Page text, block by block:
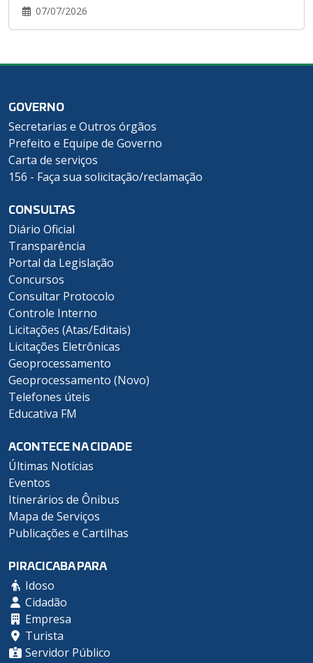
07/07/2026
GOVERNO
Secretarias e Outros órgãos
Prefeito e Equipe de Governo
Carta de serviços
156 - Faça sua solicitação/reclamação
CONSULTAS
Diário Oficial
Transparência
Portal da Legislação
Concursos
Consultar Protocolo
Controle Interno
Licitações (Atas/Editais)
Licitações Eletrônicas
Geoprocessamento
Geoprocessamento (Novo)
Telefones úteis
Educativa FM
ACONTECE NA CIDADE
Últimas Notícias
Eventos
Itinerários de Ônibus
Mapa de Serviços
Publicações e Cartilhas
PIRACICABA PARA
Idoso
Cidadão
Empresa
Turista
Servidor Público